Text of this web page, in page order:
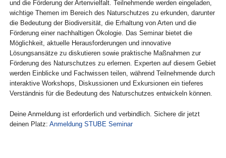
und die Förderung der Artenvielfalt. Teilnehmende werden eingeladen,
wichtige Themen im Bereich des Naturschutzes zu erkunden, darunter
die Bedeutung der Biodiversität, die Erhaltung von Arten und die
Förderung einer nachhaltigen Ökologie. Das Seminar bietet die
Möglichkeit, aktuelle Herausforderungen und innovative
Lösungsansätze zu diskutieren sowie praktische Maßnahmen zur
Förderung des Naturschutzes zu erlernen. Experten auf diesem Gebiet
werden Einblicke und Fachwissen teilen, während Teilnehmende durch
interaktive Workshops, Diskussionen und Exkursionen ein tieferes
Verständnis für die Bedeutung des Naturschutzes entwickeln können.
Deine Anmeldung ist erforderlich und verbindlich. Sichere dir jetzt
deinen Platz: Anmeldung STUBE Seminar